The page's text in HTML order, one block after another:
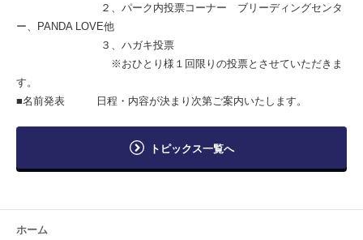
２、パーク内投票コーナー ブリーディングセンタ
ー、PANDA LOVE他
３、ハガキ投票
※おひとり様１回限りの投票とさせていただきま
す。
■名前発表 日程・内容が決まり次第ご案内いたします。
トピックス一覧へ
ホーム